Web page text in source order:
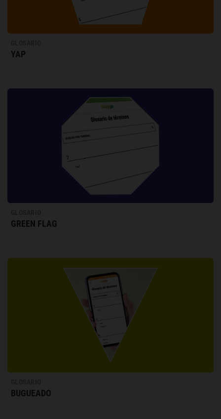
YAP
GREEN FLAG
BUGUEADO